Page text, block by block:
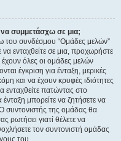
συμμετάσχω σε μια;
του συνδέσμου “Ομάδες μελών”
ενταχθείτε σε μια, προχωρήστε
όλες οι ομάδες μελών
έγκριση για ένταξη, μερικές
και να έχουν κρυφές ιδιότητες
ενταχθείτε πατώντας στο
μπορείτε να ζητήσετε να
συντονιστής της ομάδας θα
ρωτήσει γιατί θέλετε να
τον συντονιστή ομάδας
του.